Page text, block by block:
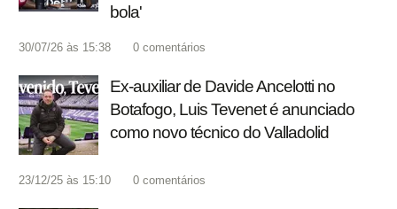
bola'
30/07/26 às 15:38 0 comentários
Ex-auxiliar de Davide Ancelotti no
Botafogo, Luis Tevenet é anunciado
como novo técnico do Valladolid
23/12/25 às 15:10 0 comentários